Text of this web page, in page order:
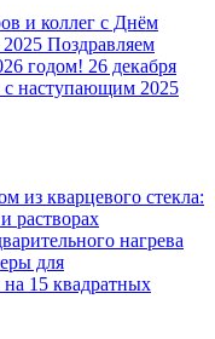
и коллег с Днём
2025 Поздравляем
годом! 26 декабря
с наступающим 2025
из кварцевого стекла:
растворах
нагрева
для
15 квадратных